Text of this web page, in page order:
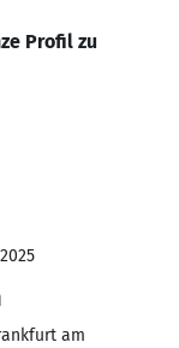
Profil zu
am